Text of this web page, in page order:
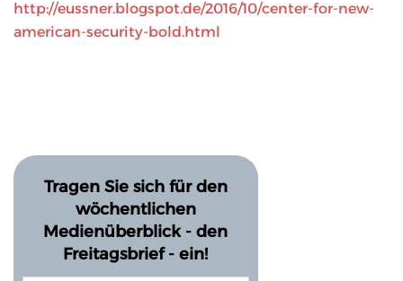
http://eussner.blogspot.de/2016/10/center-for-new-
american-security-bold.html
Tragen Sie sich für den
wöchentlichen
Medienüberblick - den
Freitagsbrief - ein!